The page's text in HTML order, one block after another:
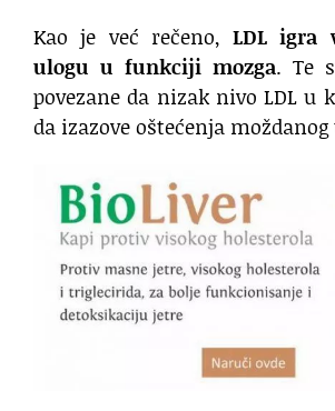
Kao je već rečeno,LDL igra
ulogu u funkciji mozga. Te
povezane da nizak nivo LDL u
da izazove oštećenja